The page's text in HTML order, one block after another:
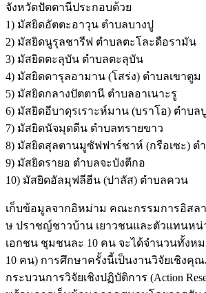
จังหวัดปัตตานีประกอบด้วย
1) มัสยิดอัตตะอาวุน ตำบลบางปู
2) มัสยิดนูรุลชารีฟ ตำบลตะโละดือรามัน
3) มัสยิดตะลุบัน ตำบลตะลุบัน
4) มัสยิดดารุลอามาน (โสร่ง) ตำบลเขาตูม
5) มัสยิดกลางปัตตานี ตำบลอาเนาะรู
6) มัสยิดอีบาดุรเราะห์มาน (บราโอ) ตำบล
7) มัสยิดนัจมุดดีน ตำบลทรายขาว
8) มัสยิดสุลตานมูซัฟฟาร์ชาห์ (กรือเซะ) ต
9) มัสยิดรายอ ตำบลจะบังตีกอ
10) มัสยิดอัลมุฟลีฮีน (ปาลัส) ตำบลควน
เก็บข้อมูลจากอิหม่าม คณะกรรมการอิสล
ษ ปราชญ์ชาวบ้าน เยาวชนและตัวแทนหน่
เอกชน ชุมชนละ 10 คน จะได้จำนวนทั้งห
10 คน) การศึกษาครั้งนี้เป็นงานวิจัยเชิงคุ
กระบวนการวิจัยเชิงปฏิบัติการ (Action